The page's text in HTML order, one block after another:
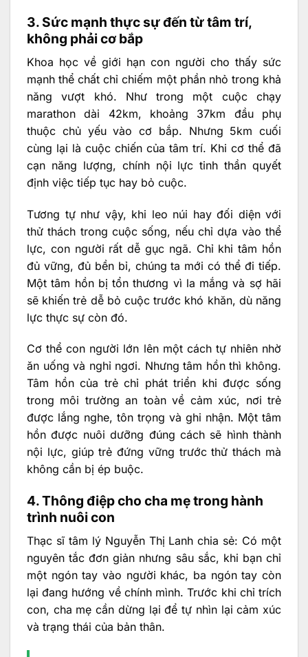
3. Sức mạnh thực sự đến từ tâm trí,
không phải cơ bắp
Khoa học về giới hạn con người cho thấy sức
mạnh thể chất chỉ chiếm một phần nhỏ trong khả
năng vượt khó. Như trong một cuộc chạy
marathon dài 42km, khoảng 37km đầu phụ
thuộc chủ yếu vào cơ bắp. Nhưng 5km cuối
cùng lại là cuộc chiến của tâm trí. Khi cơ thể đã
cạn năng lượng, chính nội lực tinh thần quyết
định việc tiếp tục hay bỏ cuộc.
Tương tự như vậy, khi leo núi hay đối diện với
thử thách trong cuộc sống, nếu chỉ dựa vào thể
lực, con người rất dễ gục ngã. Chỉ khi tâm hồn
đủ vững, đủ bền bỉ, chúng ta mới có thể đi tiếp.
Một tâm hồn bị tổn thương vì la mắng và sợ hãi
sẽ khiến trẻ dễ bỏ cuộc trước khó khăn, dù năng
lực thực sự còn đó.
Cơ thể con người lớn lên một cách tự nhiên nhờ
ăn uống và nghỉ ngơi. Nhưng tâm hồn thì không.
Tâm hồn của trẻ chỉ phát triển khi được sống
trong môi trường an toàn về cảm xúc, nơi trẻ
được lắng nghe, tôn trọng và ghi nhận. Một tâm
hồn được nuôi dưỡng đúng cách sẽ hình thành
nội lực, giúp trẻ đứng vững trước thử thách mà
không cần bị ép buộc.
4. Thông điệp cho cha mẹ trong hành
trình nuôi con
Thạc sĩ tâm lý Nguyễn Thị Lanh chia sẻ: Có một
nguyên tắc đơn giản nhưng sâu sắc, khi bạn chỉ
một ngón tay vào người khác, ba ngón tay còn
lại đang hướng về chính mình. Trước khi chỉ trích
con, cha mẹ cần dừng lại để tự nhìn lại cảm xúc
và trạng thái của bản thân.